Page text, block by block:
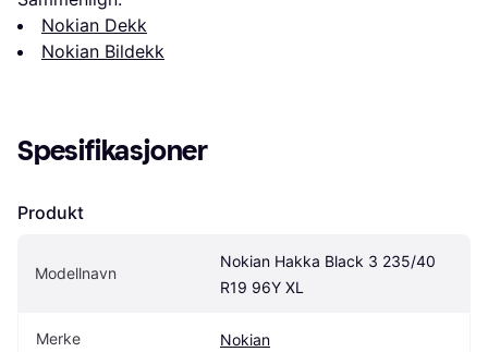
Nokian Dekk
Nokian Bildekk
Spesifikasjoner
Produkt
Modellnavn
Nokian Hakka Black 3 235/40
R19 96Y XL
Merke Nokian